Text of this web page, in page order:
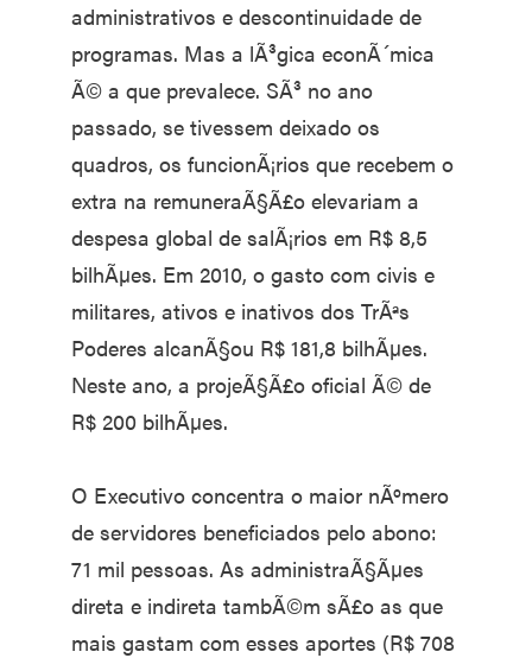
administrativos e descontinuidade de
programas. Mas a lÃ³gica econÃ´mica
Ã© a que prevalece. SÃ³ no ano
passado, se tivessem deixado os
quadros, os funcionÃ¡rios que recebem o
extra na remuneraÃ§Ã£o elevariam a
despesa global de salÃ¡rios em R$ 8,5
bilhÃµes. Em 2010, o gasto com civis e
militares, ativos e inativos dos TrÃªs
Poderes alcanÃ§ou R$ 181,8 bilhÃµes.
Neste ano, a projeÃ§Ã£o oficial Ã© de
R$ 200 bilhÃµes.
O Executivo concentra o maior nÃºmero
de servidores beneficiados pelo abono:
71 mil pessoas. As administraÃ§Ãµes
direta e indireta tambÃ©m sÃ£o as que
mais gastam com esses aportes (R$ 708